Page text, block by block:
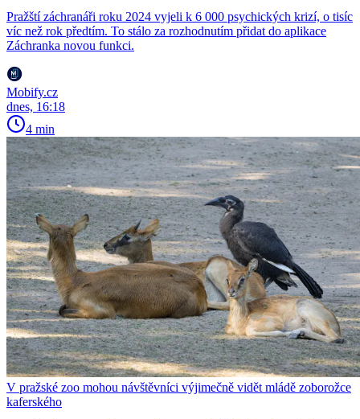
Pražští záchranáři roku 2024 vyjeli k 6 000 psychických krizí, o tisíc
víc než rok předtím. To stálo za rozhodnutím přidat do aplikace
Záchranka novou funkci.
Mobify.cz
dnes, 16:18
4 min
V pražské zoo mohou návštěvníci výjimečně vidět mládě zoborožce
kaferského